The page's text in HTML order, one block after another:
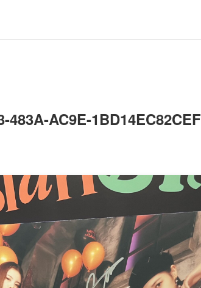
483A-AC9E-1BD14EC82CEF